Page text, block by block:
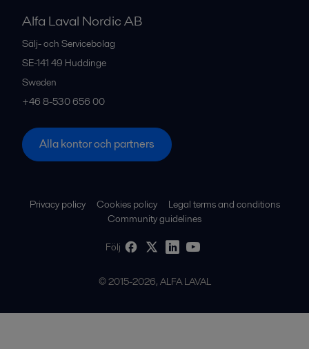
Alfa Laval Nordic AB
Sälj- och Servicebolag
SE-141 49 Huddinge
Sweden
+46 8-530 656 00
Alla kontor och partners
© 2015-2026, ALFA LAVAL
Följ
Privacy policy Cookies policy
Legal terms and conditions
Community guidelines